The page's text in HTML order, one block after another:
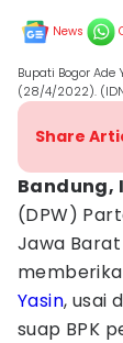
News
Bupati Bogor
(28/4/2022).
Share
Bandung,
(DPW)
Jawa
Yasin, usai
suap BPK